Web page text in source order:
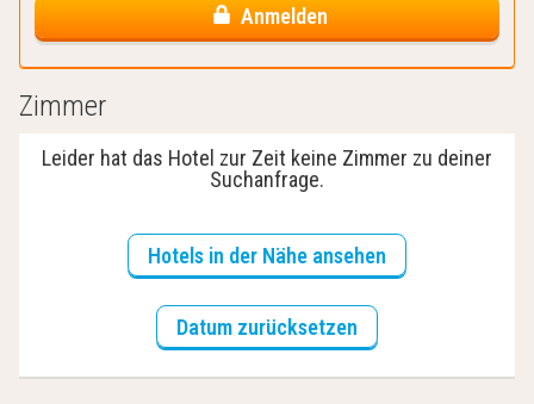
Anmelden
Zimmer
Leider hat das Hotel zur Zeit keine Zimmer zu deiner
Suchanfrage.
Hotels in der Nähe ansehen
Datum zurücksetzen